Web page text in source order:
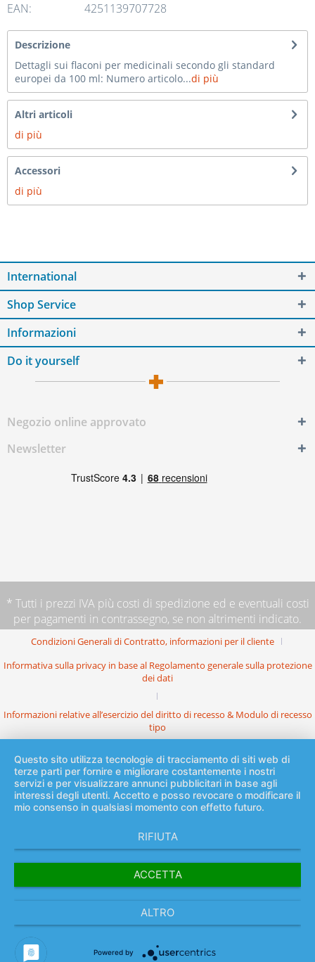
EAN:
4251139707728
Descrizione
Dettagli sui flaconi per medicinali secondo gli standard
europei da 100 ml: Numero articolo...di più
Altri articoli
di più
Accessori
di più
International
Shop Service
Informazioni
Do it yourself
Negozio online approvato
Newsletter
* Tutti i prezzi IVA più costi di spedizione ed e eventuali costi
per pagamenti in contrassegno, se non altrimenti indicato.
Condizioni Generali di Contratto, informazioni per il cliente
Informativa sulla privacy in base al Regolamento generale sulla protezione
dei dati
Informazioni relative all’esercizio del diritto di recesso & Modulo di recesso
tipo
Questo sito utilizza tecnologie di tracciamento di siti web di
terze parti per fornire e migliorare costantemente i nostri
servizi e per visualizzare annunci pubblicitari in base agli
interessi degli utenti. Accetto e posso revocare o modificare il
mio consenso in qualsiasi momento con effetto futuro.
RIFIUTA
ACCETTA
ALTRO
Powered by